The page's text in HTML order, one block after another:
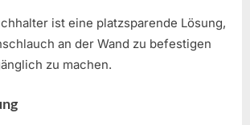
ist eine platzsparende Lösung,
an der Wand zu befestigen
zu machen.